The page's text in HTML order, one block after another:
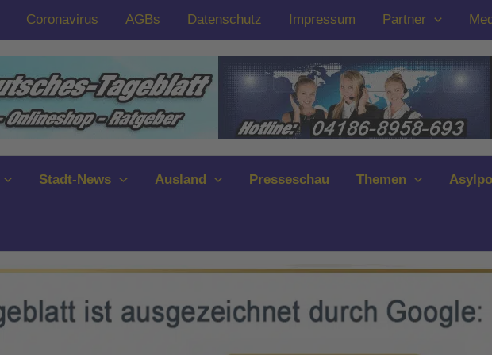
Coronavirus AGBs Datenschutz Impressum Partner
Stadt-News Ausland Presseschau Themen